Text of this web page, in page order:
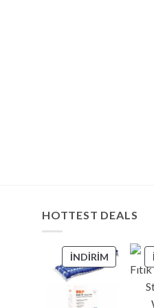
HOTTEST DEALS
İNDIRIM
ÜRÜN